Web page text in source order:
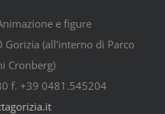
e figure
(all'interno di Parco
Cronberg)
f. +39 0481.545204